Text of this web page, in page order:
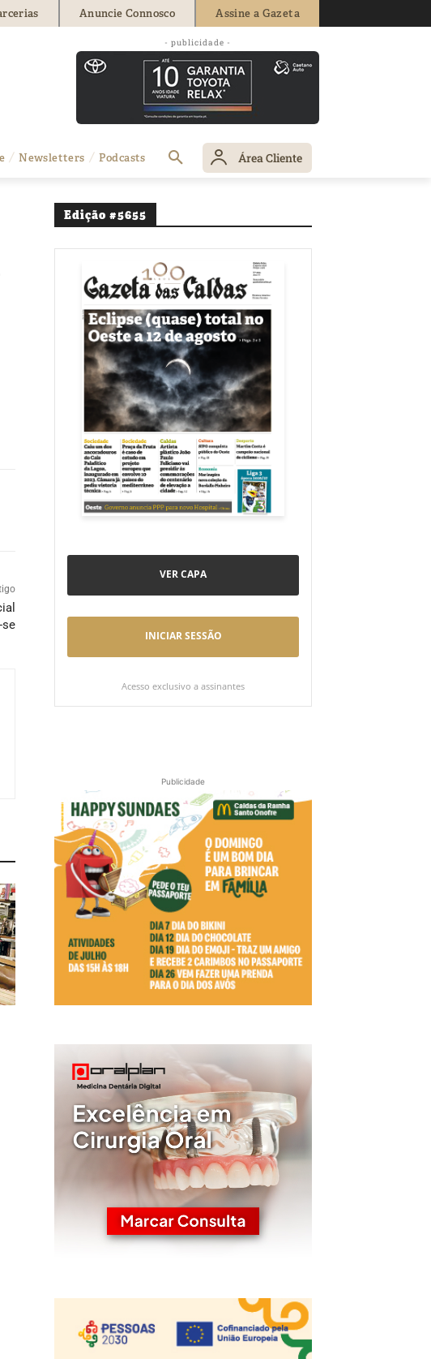
Anuncie Connosco Assine a Gazeta
- publicidade -
Newsletters Podcasts Área Cliente
se
Edição #5655
VER CAPA
INICIAR SESSÃO
Acesso exclusivo a assinantes
Publicidade